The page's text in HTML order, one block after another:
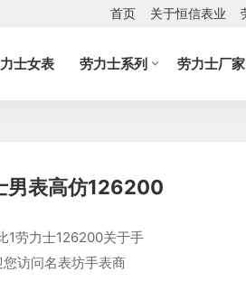
首页 关于恒信表业
士女表 劳力士系列 劳力士厂家
男表高仿126200
1劳力士126200关于手
访问名表坊手表商